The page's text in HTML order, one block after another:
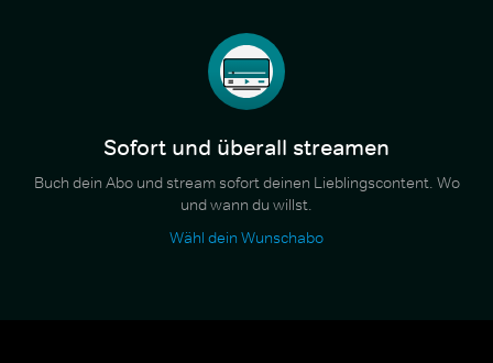
Sofort und überall streamen
Buch dein Abo und stream sofort deinen Lieblingscontent. Wo
und wann du willst.
Wähl dein Wunschabo